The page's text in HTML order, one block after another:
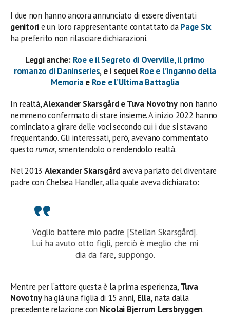
I due non hanno ancora annunciato di essere diventati
genitorie un loro rappresentante contattato daPage Six
ha preferito non rilasciare dichiarazioni.
Leggi anche: Roe e il Segreto di Overville, il primo
romanzo di Daninseries, e i sequelRoe e l’Inganno della
Memoriae Roe e l’Ultima Battaglia
In realtà,Alexander Skarsgård e Tuva Novotnynon hanno
nemmeno confermato di stare insieme. A inizio 2022 hanno
cominciato a girare delle voci secondo cui i due si stavano
frequentando. Gli interessati, però, avevano commentato
questorumor, smentendolo o rendendolo realtà.
Nel 2013 Alexander Skarsgårdaveva parlato del diventare
padre con Chelsea Handler, alla quale aveva dichiarato:
Voglio battere mio padre [Stellan Skarsgård].
Lui ha avuto otto figli, perciò è meglio che mi
dia da fare, suppongo.
Mentre per l’attore questa è la prima esperienza, Tuva
Novotnyha già una figlia di 15 anni, Ella, nata dalla
precedente relazione con Nicolai Bjerrum Lersbryggen.